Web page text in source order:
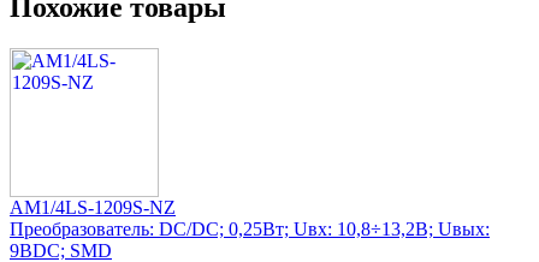
Похожие товары
AM1/4LS-1209S-NZ
Преобразователь: DC/DC; 0,25Вт; Uвх: 10,8÷13,2В; Uвых:
9ВDC; SMD